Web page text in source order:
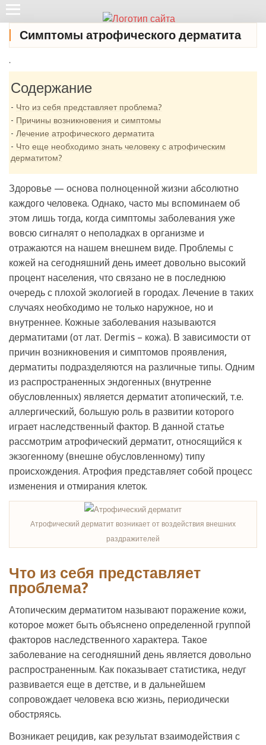
Симптомы атрофического дерматита
.
Содержание
Что из себя представляет проблема?
Причины возникновения и симптомы
Лечение атрофического дерматита
Что еще необходимо знать человеку с атрофическим
дерматитом?
Здоровье — основа полноценной жизни абсолютно
каждого человека. Однако, часто мы вспоминаем об
этом лишь тогда, когда симптомы заболевания уже
вовсю сигналят о неполадках в организме и
отражаются на нашем внешнем виде. Проблемы с
кожей на сегодняшний день имеет довольно высокий
процент населения, что связано не в последнюю
очередь с плохой экологией в городах. Лечение в таких
случаях необходимо не только наружное, но и
внутреннее. Кожные заболевания называются
дерматитами (от лат. Dermis – кожа). В зависимости от
причин возникновения и симптомов проявления,
дерматиты подразделяются на различные типы. Одним
из распространенных эндогенных (внутренне
обусловленных) является дерматит атопический, т.е.
аллергический, большую роль в развитии которого
играет наследственный фактор. В данной статье
рассмотрим атрофический дерматит, относящийся к
экзогенному (внешне обусловленному) типу
происхождения. Атрофия представляет собой процесс
изменения и отмирания клеток.
Атрофический дерматит возникает от воздействия внешних
раздражителей
Что из себя представляет
проблема?
Атопическим дерматитом называют поражение кожи,
которое может быть объяснено определенной группой
факторов наследственного характера. Такое
заболевание на сегодняшний день является довольно
распространенным. Как показывает статистика, недуг
развивается еще в детстве, и в дальнейшем
сопровождает человека всю жизнь, периодически
обостряясь.
Возникает рецидив, как результат взаимодействия с